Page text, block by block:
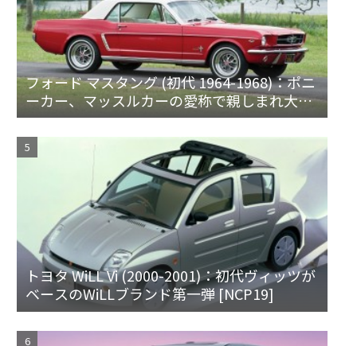
フォード マスタング (初代 1964-1968)：ポニ
ーカー、マッスルカーの愛称で親しまれ大ヒ
ット
トヨタ WiLL Vi (2000-2001)：初代ヴィッツが
ベースのWiLLブランド第一弾 [NCP19]